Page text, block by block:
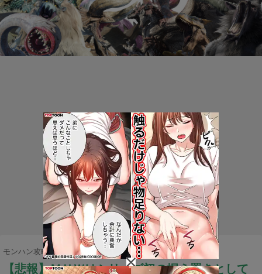
モンハン攻略まとめ隊 ネタ・雑談 >
【悲報】ＭＨＷはシリーズ初の据え置きとして